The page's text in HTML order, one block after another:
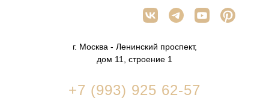
г. Москва - Ленинский проспект,
дом 11, строение 1
+7 (993) 925 62-57